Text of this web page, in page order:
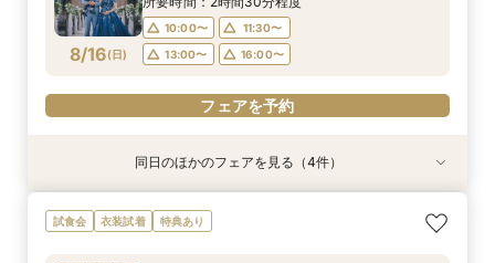
フェアを予約
フェアを予約
フェアを予約
フェアを予約
8/16(日)
10:00〜
11:30〜
13:00〜
16:00〜
フェアを予約
衣装試着 特典あり
【ドレス重視オススメ◎】人気ドレス２５万円
OFF*来館特典×無料試食付
特典あり
【少人数婚応援】来館でヘアコスメ＆1万円ギフ
トGET！特典・試食フェア
衣装試着 特典あり
卒花オススメ◎英国伝統の大聖堂チャペル*最大
150万円割引×来館特典ギフト券１万円
衣装試着 特典あり
【ペット婚人気NO.1】愛犬と誓うリングドッグ演
出×豪華試食フェア*最大15大特典付き
同日のほかのフェアを見る（4件）
試食会 衣装試着 特典あり